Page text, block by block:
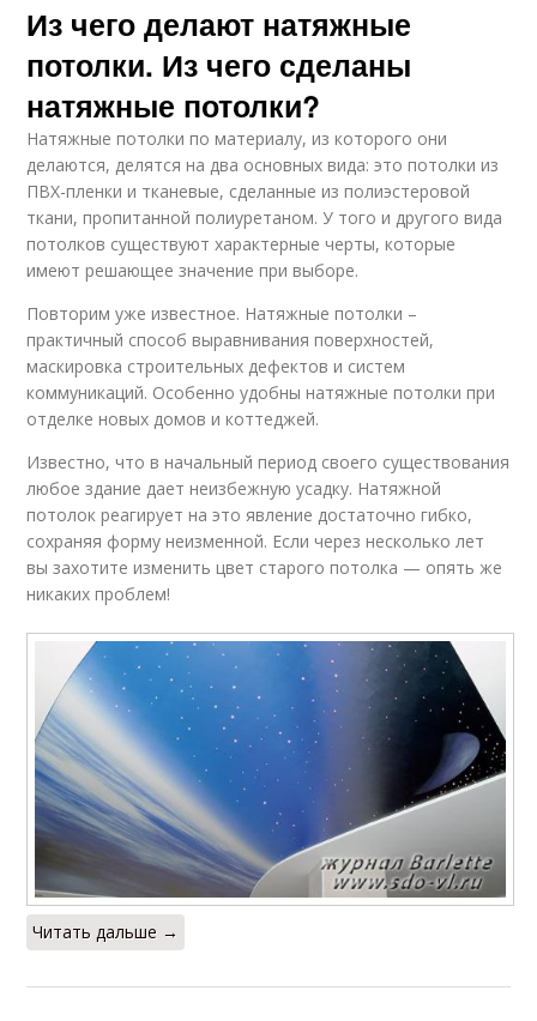
Из чего делают натяжные
потолки. Из чего сделаны
натяжные потолки?
Натяжные потолки по материалу, из которого они
делаются, делятся на два основных вида: это потолки из
ПВХ-пленки и тканевые, сделанные из полиэстеровой
ткани, пропитанной полиуретаном. У того и другого вида
потолков существуют характерные черты, которые
имеют решающее значение при выборе.
Повторим уже известное. Натяжные потолки –
практичный способ выравнивания поверхностей,
маскировка строительных дефектов и систем
коммуникаций. Особенно удобны натяжные потолки при
отделке новых домов и коттеджей.
Известно, что в начальный период своего существования
любое здание дает неизбежную усадку. Натяжной
потолок реагирует на это явление достаточно гибко,
сохраняя форму неизменной. Если через несколько лет
вы захотите изменить цвет старого потолка — опять же
никаких проблем!
Читать дальше →